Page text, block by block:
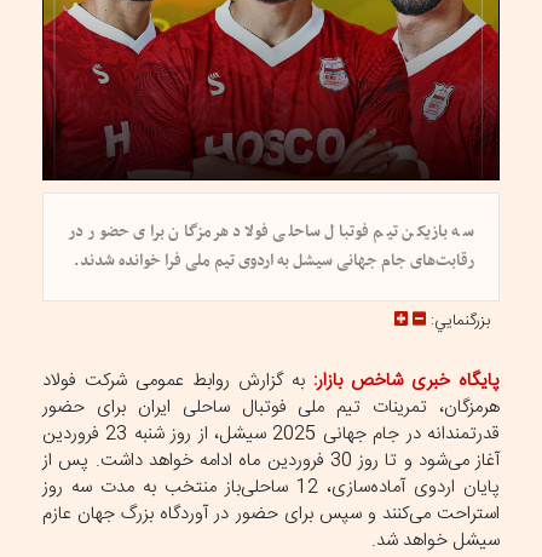
سه بازیکن تیم فوتبال ساحلی فولاد هرمزگان برای حضور در
رقابت‌های جام جهانی سیشل به اردوی تیم ملی فرا خوانده شدند.
بزرگنمايي:
پایگاه خبری شاخص بازار: به گزارش روابط عمومی شرکت فولاد
هرمزگان، تمرینات تیم ملی فوتبال ساحلی ایران برای حضور
قدرتمندانه در جام جهانی 2025 سیشل، از روز شنبه 23 فروردین
آغاز می‌شود و تا روز 30 فروردین ماه ادامه خواهد داشت. پس از
پایان اردوی آماده‌سازی، 12 ساحلی‌باز منتخب به مدت سه روز
استراحت می‌کنند و سپس برای حضور در آوردگاه بزرگ جهان عازم
سیشل خواهد شد.